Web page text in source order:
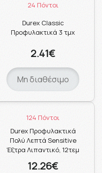
24 Πόντοι
Durex Classic
Προφυλακτικά 3 τμχ
2.41€
Μη διαθέσιμο
124 Πόντοι
Durex Προφυλακτικά
Πολύ Λεπτά Sensitive
Έξτρα Λιπαντικό, 12τεμ
12.26€